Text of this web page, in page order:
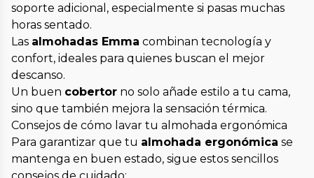
soporte adicional, especialmente si pasas muchas
horas sentado.
Las almohadas Emma combinan tecnología y
confort, ideales para quienes buscan el mejor
descanso.
Un buen cobertor no solo añade estilo a tu cama,
sino que también mejora la sensación térmica.
Consejos de cómo lavar tu almohada ergonómica
Para garantizar que tu almohada ergonómica se
mantenga en buen estado, sigue estos sencillos